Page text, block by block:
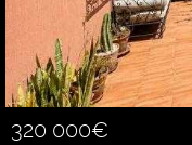
320 000€